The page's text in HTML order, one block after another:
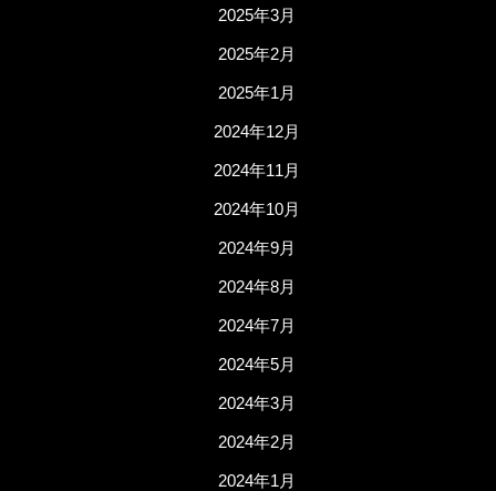
2025年3月
2025年2月
2025年1月
2024年12月
2024年11月
2024年10月
2024年9月
2024年8月
2024年7月
2024年5月
2024年3月
2024年2月
2024年1月